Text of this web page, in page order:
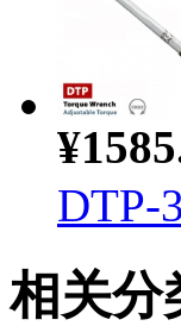
DTP-
相关分